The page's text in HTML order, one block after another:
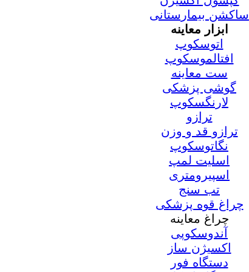
ساکشن بیمارستانی
ابزار معاینه
اتوسکوپ
افتالموسکوپ
ست معاینه
گوشی پزشکی
لارنگسکوپ
ترازو
ترازو قد و وزن
نگاتوسکوپ
اسلیت لمپ
اسپیرومتری
تب سنج
چراغ قوه پزشکی
چراغ معاینه
آندوسکوپی
اکسیژن ساز
دستگاه فور